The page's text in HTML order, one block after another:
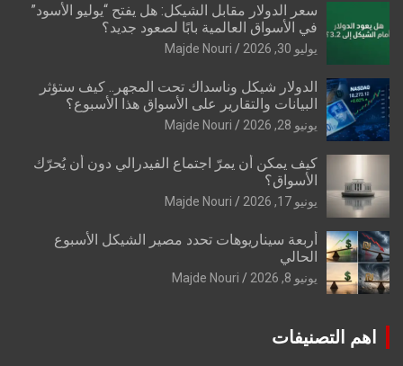
سعر الدولار مقابل الشيكل: هل يفتح “يوليو الأسود”
في الأسواق العالمية بابًا لصعود جديد؟
يوليو 30, 2026 Majde Nouri
الدولار شيكل وناسداك تحت المجهر.. كيف ستؤثر
البيانات والتقارير على الأسواق هذا الأسبوع؟
يونيو 28, 2026 Majde Nouri
كيف يمكن أن يمرّ اجتماع الفيدرالي دون أن يُحرّك
الأسواق؟
يونيو 17, 2026 Majde Nouri
أربعة سيناريوهات تحدد مصير الشيكل الأسبوع
الحالي
يونيو 8, 2026 Majde Nouri
اهم التصنيفات